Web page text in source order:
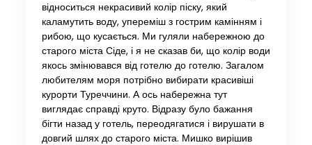
відноситься некрасивий колір піску, який
каламутить воду, упереміш з гострим камінням і
рибою, що кусається. Ми гуляли набережною до
старого міста Сіде, і я не сказав би, що колір води
якось змінювався від готелю до готелю. Загалом
любителям моря потрібно вибирати красивіші
курорти Туреччини. А ось набережна тут
виглядає справді круто. Відразу було бажання
бігти назад у готель, переодягатися і вирушати в
довгий шлях до старого міста. Мишко вирішив